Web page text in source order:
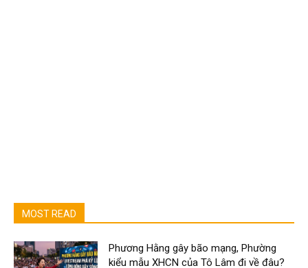
MOST READ
Phương Hằng gây bão mạng, Phường
kiểu mẫu XHCN của Tô Lâm đi về đâu?